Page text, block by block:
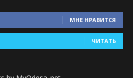
МНЕ НРАВИТСЯ
ЧИТАТЬ